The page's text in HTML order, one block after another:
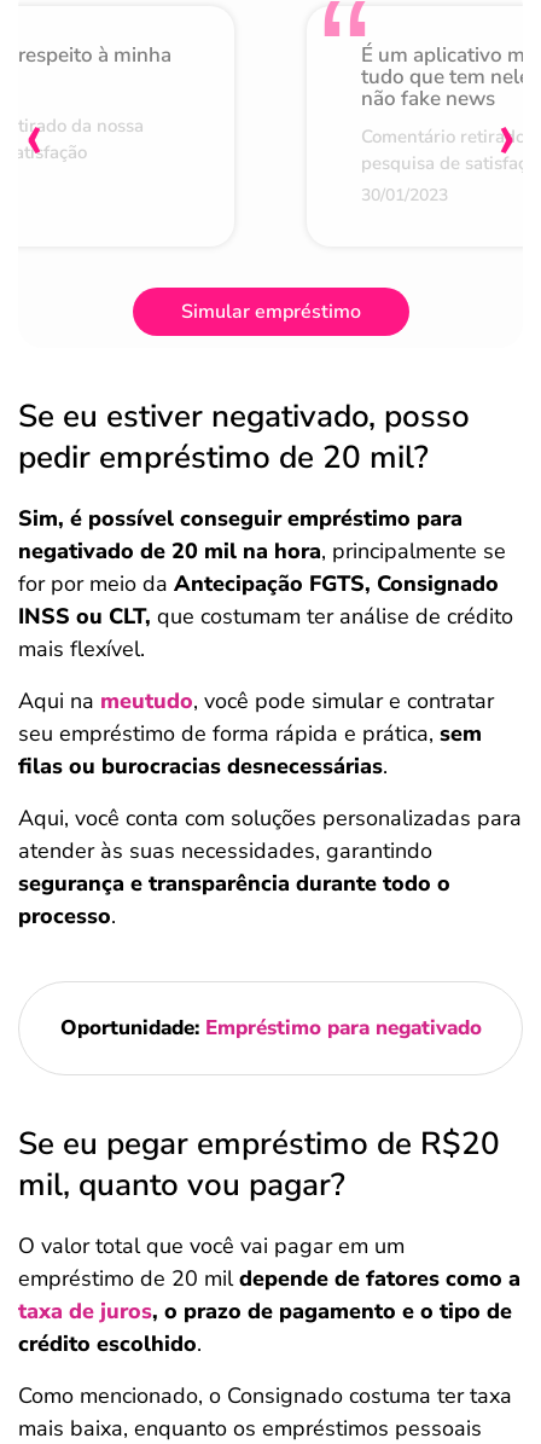
respeito à minha
da nossa
É um aplicativo
tudo que tem nele
não fake news
Comentário retirado
pesquisa de
30/01/2023
‹ ›
Simular empréstimo
Se eu estiver negativado, posso
pedir empréstimo de 20 mil?
Sim, é possível conseguir empréstimo para
negativado de 20 mil na hora, principalmente se
for por meio da Antecipação FGTS, Consignado
INSS ou CLT, que costumam ter análise de crédito
mais flexível.
Aqui na meutudo, você pode simular e contratar
seu empréstimo de forma rápida e prática, sem
filas ou burocracias desnecessárias.
Aqui, você conta com soluções personalizadas para
atender às suas necessidades, garantindo
segurança e transparência durante todo o
processo.
Oportunidade: Empréstimo para negativado
Se eu pegar empréstimo de R$20
mil, quanto vou pagar?
O valor total que você vai pagar em um
empréstimo de 20 mildepende de fatores como a
taxa de juros, o prazo de pagamento e o tipo de
crédito escolhido.
Como mencionado, o Consignado costuma ter taxa
mais baixa, enquanto os empréstimos pessoais